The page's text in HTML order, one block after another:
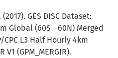
GES DISC Dataset:
Global (60S - 60N) Merged
CPC L3 Half Hourly 4km
(GPM_MERGIR).